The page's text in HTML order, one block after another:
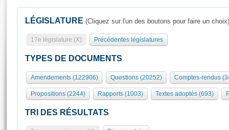
Présidence
577 députés
Groupes politiques
Séance publique
Commissions et autres organes
Europe et International
Rôle et pouvoirs de l'Assemblée
Organisation de l'Assemblée
Présidence Conférence des Présidents Bureau Collège des
Visiter l'Assemblée
Visite virtuelle du palais Bourbon
Assister à une séance
LÉGISLATURE (Cliquez sur l'un des boutons pour faire un choix)
17e législature (X) Précédentes législatures
TYPES DE DOCUMENTS
Amendements (122906) Questions (20252) Comptes-rendus
Propositions (2244) Rapports (1003) Textes adoptés (693)
TRI DES RÉSULTATS